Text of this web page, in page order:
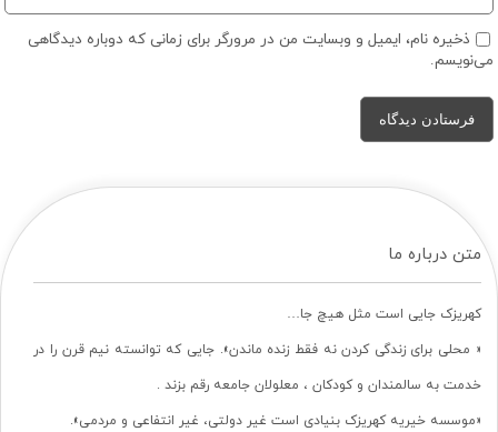
ذخیره نام، ایمیل و وبسایت من در مرورگر برای زمانی که دوباره دیدگاهی
می‌نویسم.
متن درباره ما
کهریزک جایی است مثل هیچ جا…
« محلی برای زندگی کردن نه فقط زنده ماندن». جایی که توانسته نیم قرن را در
خدمت به سالمندان و کودکان ، معلولان جامعه رقم بزند .
«موسسه خیریه کهریزک بنیادی است غیر دولتی، غیر انتفاعی و مردمی».